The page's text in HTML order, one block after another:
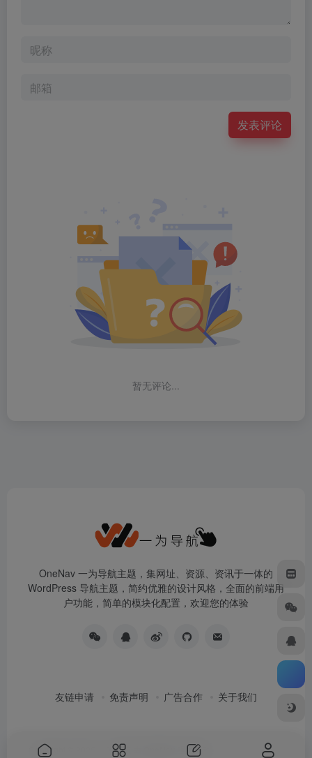
发表评论
暂无评论...
OneNav 一为导航主题，集网址、资源、资讯于一体的
WordPress 导航主题，简约优雅的设计风格，全面的前端用
户功能，简单的模块化配置，欢迎您的体验
友链申请 免责声明 广告合作 关于我们
Copyright © 2026 一为导航 强力驱动